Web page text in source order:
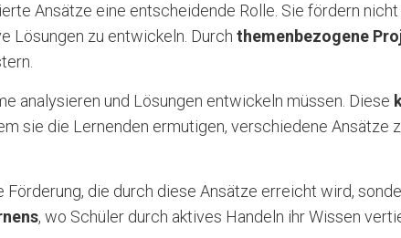
Ansätze eine entscheidende Rolle. Sie fördern nicht
Lösungen zu entwickeln. Durch themenbezogene
analysieren und Lösungen entwickeln müssen. Diese
sie die Lernenden ermutigen, verschiedene Ansätze
die durch diese Ansätze erreicht wird,
, wo Schüler durch aktives Handeln ihr Wissen